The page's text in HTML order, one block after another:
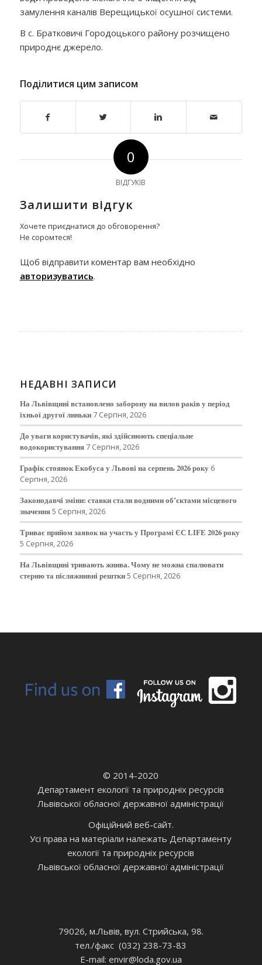
замулення каналів Верещицької осушної системи.
В с. Братковичі Городоцького району розчищено
природнє джерело.
Поділитися цим записом
0
ВІДГУКІВ
Залишити відгук
Хочете приєднатися до обговорення?
Не соромтеся!
Щоб відправити коментар вам необхідно
авторизуватись.
НЕДАВНІ ЗАПИСИ
На Львівщині встановлено заборону на вилов раків у період
їхньої другої линьки 7 Серпня, 2026
До уваги користувачів, які здійснюють спеціальне
водокористування 7 Серпня, 2026
Графік стоянок Екобуса у Львові на серпень 2026 року 6
Серпня, 2026
Законодавчі зміни: ставки стали водними об’єктами місцевого
значення5 Серпня, 2026
Триває прийом заявок на участь у Програмі ЄС LIFE 2026 року
5 Серпня, 2026
На Львівщині тривають жнива. Чому не можна спалювати
стерню та післяжнивні рештки5 Серпня, 2026
© 2014-2020
Департамент екології та природніх ресурсів
Львівської обласної державної адміністрації
Офіційний веб-сайт.
Усі права на матеріали належать Департаменту
екології та природніх ресурсів
Львівської обласної державної адміністрації
79026, м.Львів, вул. Стрийська, 98.
тел./факс (032) 238-73-83
E-mail: envir@loda.gov.ua